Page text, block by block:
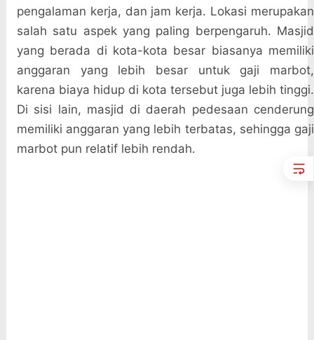
pengalaman kerja, dan jam kerja. Lokasi merupakan
salah satu aspek yang paling berpengaruh. Masjid
yang berada di kota-kota besar biasanya memiliki
anggaran yang lebih besar untuk gaji marbot,
karena biaya hidup di kota tersebut juga lebih tinggi.
Di sisi lain, masjid di daerah pedesaan cenderung
memiliki anggaran yang lebih terbatas, sehingga gaji
marbot pun relatif lebih rendah.